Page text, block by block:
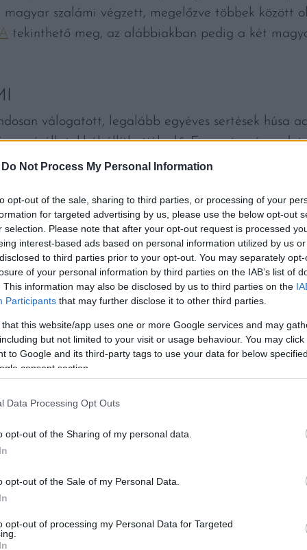
Do Not Process My Personal Information
opt-out of the sale, sharing to third parties, or processing of your
for targeted advertising by us, please use the below opt-out
selection. Please note that after your opt-out request is processed
interest-based ads based on personal information utilized by us
to third parties prior to your opt-out. You may separately
of your personal information by third parties on the IAB’s list of
This information may also be disclosed by us to third parties on the
Participants that may further disclose it to other third parties.
that this website/app uses one or more Google services and may
but not limited to your visit or usage behaviour. You may
to Google and its third-party tags to use your data for below
consent section.
Data Processing Opt Outs
opt-out of the Sharing of my personal data.
opt-out of the Sale of my Personal Data.
opt-out of processing my Personal Data for Targeted
szalámi végzett, megelőzve többek között
tekinthető meg, az alábbiakban pedig a két
válogatott, legalább egyéves sertések húsa
állatokból állíthatják elő. Ez a szigorú
való hűséget.
sajátossága a lassú, legalább 90 napig
a hőmérséklet és a levegőben jelen lévő
külső burka nemespenésszel vonódjon be. Ez a
legfontosabb jelzője.
a sertéshús természetes édessége és a
a szalámit vékonyra szeletelve, önmagában
a hidegebb hónapokban készült. A
észsíradja, a keveréket fűszerekkel –
A Duna-menti, párás érlelési környezet
kialakuló nemespenész fehéres-szürkés
jellegzetesen márványozott, a hús és zsír